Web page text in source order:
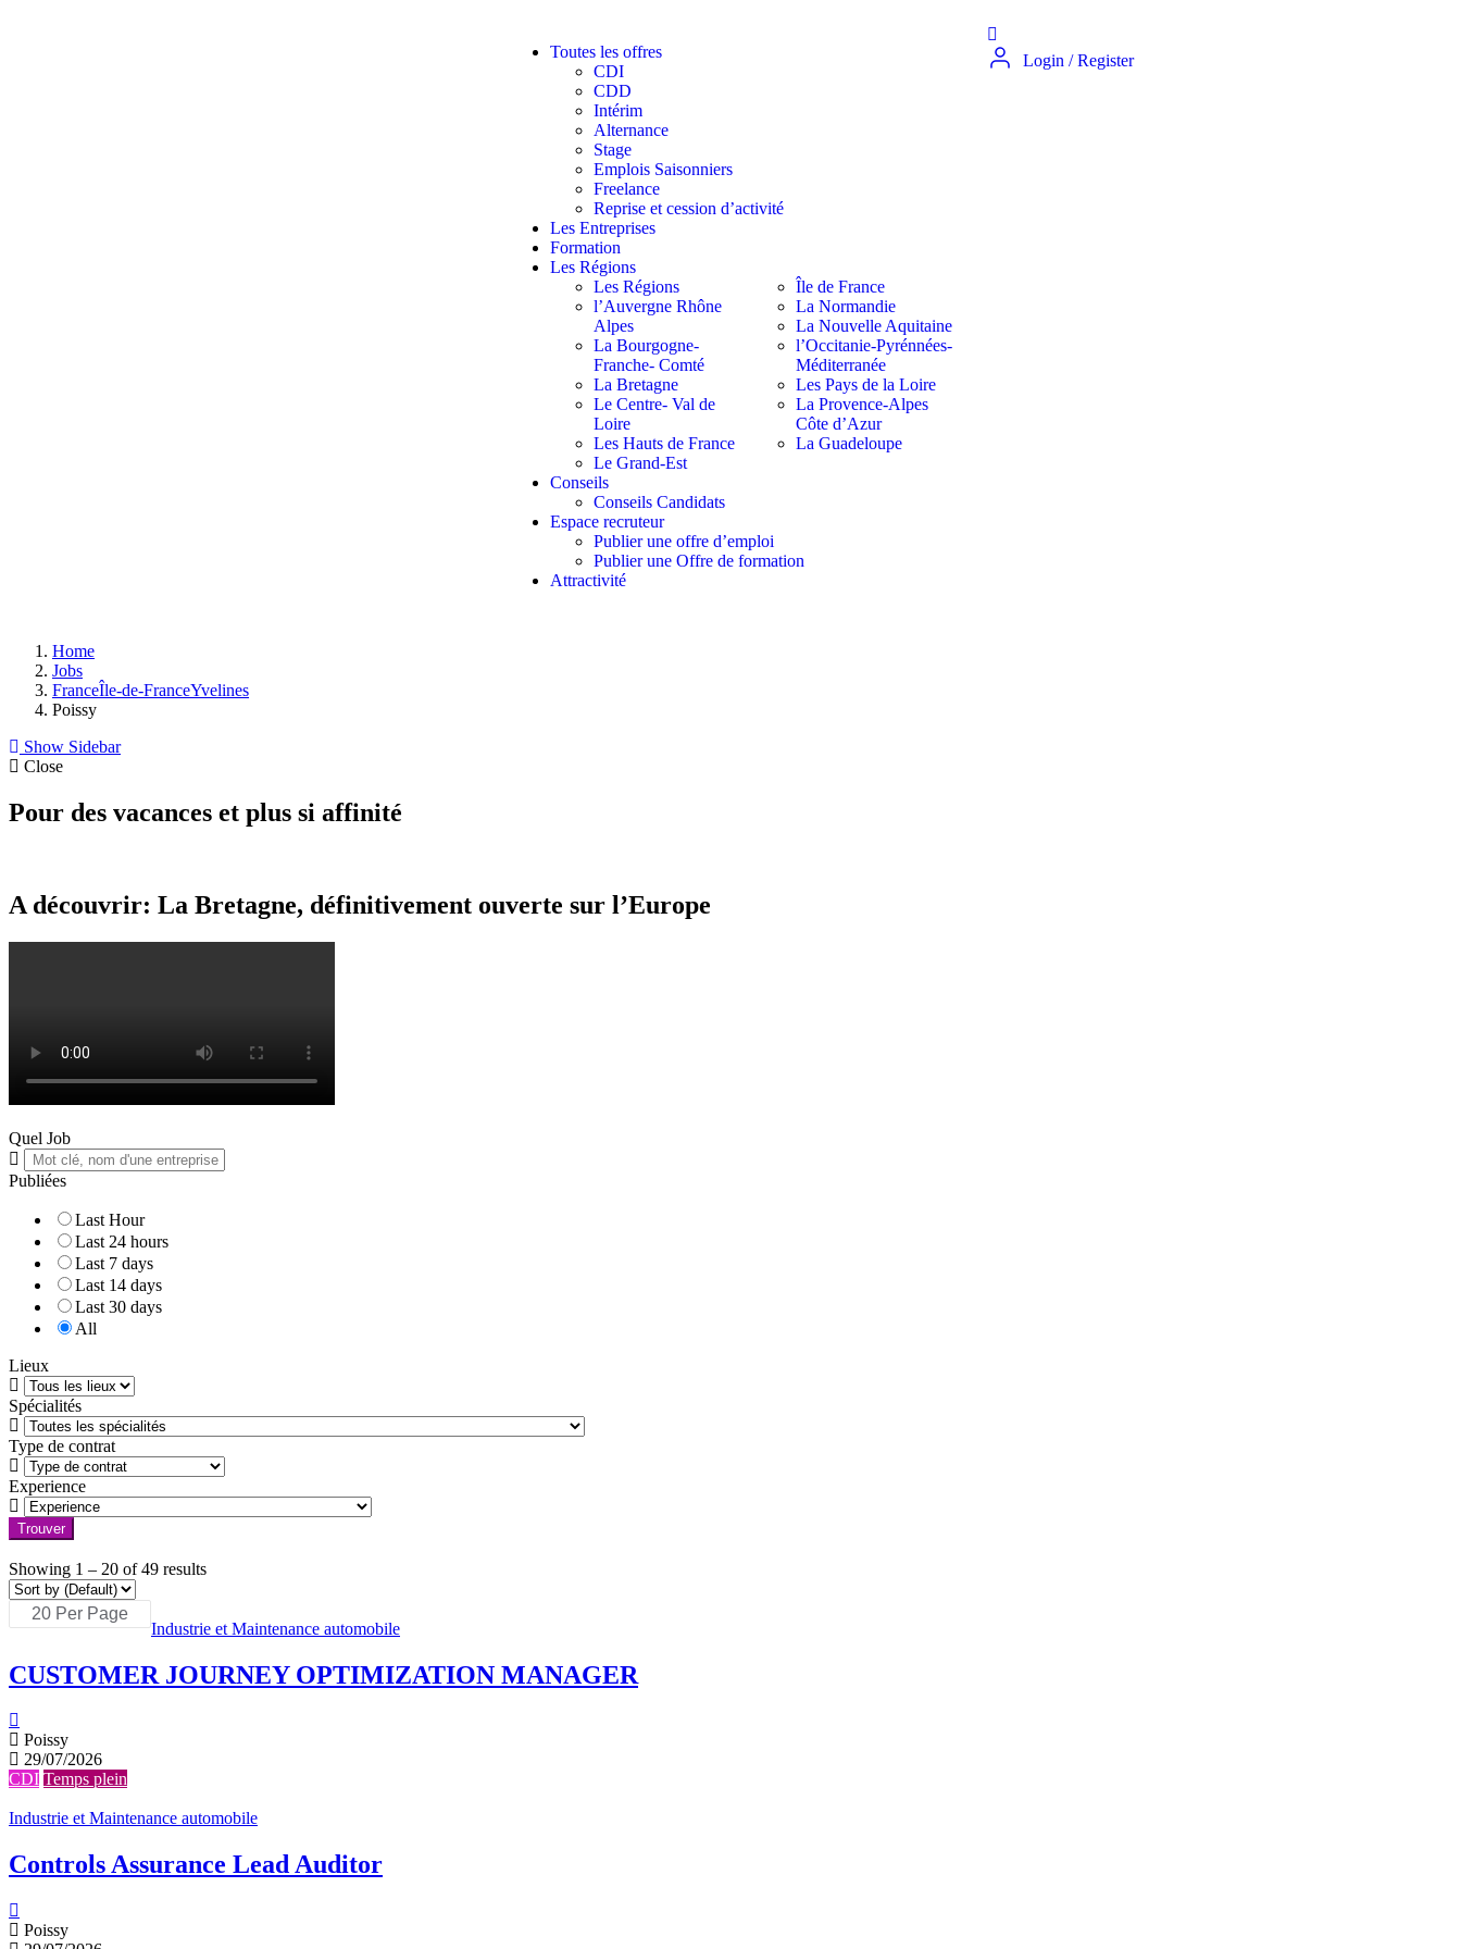
Toutes les offres
CDI
CDD
Intérim
Alternance
Stage
Emplois Saisonniers
Freelance
Reprise et cession d’activité
Les Entreprises
Formation
Les Régions
Les Régions
l’Auvergne Rhône
Alpes
La Bourgogne-
Franche- Comté
La Bretagne
Le Centre- Val de
Loire
Les Hauts de France
Le Grand-Est
Île de France
La Normandie
La Nouvelle Aquitaine
l’Occitanie-Pyrénnées-
Méditerranée
Les Pays de la Loire
La Provence-Alpes
Côte d’Azur
La Guadeloupe
Conseils
Conseils Candidats
Espace recruteur
Publier une offre d’emploi
Publier une Offre de formation
Attractivité
Login / Register
Home
Jobs
FranceÎle-de-FranceYvelines
Poissy
Show Sidebar
Close
Pour des vacances et plus si affinité
A découvrir: La Bretagne, définitivement ouverte sur l’Europe
Quel Job
Publiées
Last Hour
Last 24 hours
Last 7 days
Last 14 days
Last 30 days
All
Lieux
Spécialités
Type de contrat
Experience
Trouver
Showing 1 – 20 of 49 results
Industrie et Maintenance automobile
CUSTOMER JOURNEY OPTIMIZATION MANAGER
Poissy
29/07/2026
CDI Temps plein
Industrie et Maintenance automobile
Controls Assurance Lead Auditor
Poissy